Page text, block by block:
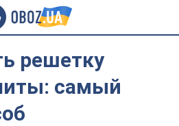
решетку
самый